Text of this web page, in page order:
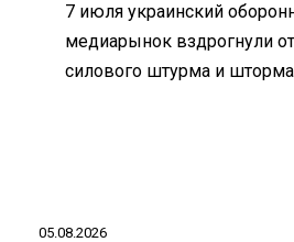
7 июля украинский
медиарынок вздрогнули
силового штурма и
05.08.2026